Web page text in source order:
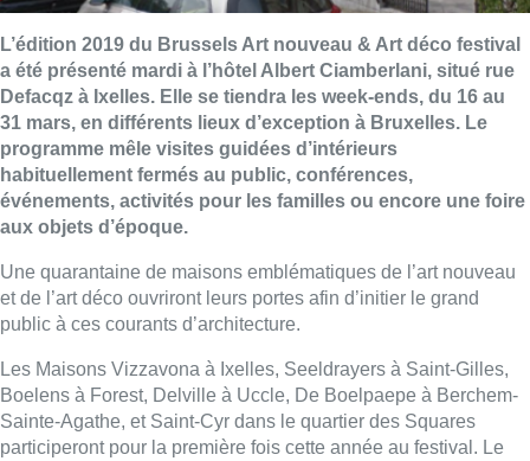
L’édition 2019 du Brussels Art nouveau & Art déco festival
a été présenté mardi à l’hôtel Albert Ciamberlani, situé rue
Defacqz à Ixelles. Elle se tiendra les week-ends, du 16 au
31 mars, en différents lieux d’exception à Bruxelles. Le
programme mêle visites guidées d’intérieurs
habituellement fermés au public, conférences,
événements, activités pour les familles ou encore une foire
aux objets d’époque.
Une quarantaine de maisons emblématiques de l’art nouveau
et de l’art déco ouvriront leurs portes afin d’initier le grand
public à ces courants d’architecture.
Les Maisons Vizzavona à Ixelles, Seeldrayers à Saint-Gilles,
Boelens à Forest, Delville à Uccle, De Boelpaepe à Berchem-
Sainte-Agathe, et Saint-Cyr dans le quartier des Squares
participeront pour la première fois cette année au festival. Le